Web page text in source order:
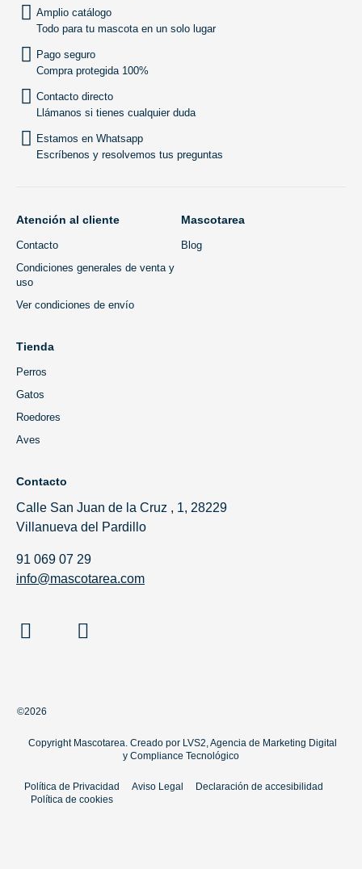
Amplio catálogo
Todo para tu mascota en un solo lugar
Pago seguro
Compra protegida 100%
Contacto directo
Llámanos si tienes cualquier duda
Estamos en Whatsapp
Escríbenos y resolvemos tus preguntas
Atención al cliente
Contacto
Condiciones generales de venta y
uso
Ver condiciones de envío
Mascotarea
Blog
Tienda
Perros
Gatos
Roedores
Aves
Contacto
Calle San Juan de la Cruz , 1, 28229
Villanueva del Pardillo
91 069 07 29
info@mascotarea.com
©2026
Copyright Mascotarea. Creado porLVS2, Agencia de Marketing Digital
y Compliance Tecnológico
Política de Privacidad Aviso Legal
Declaración de accesibilidad
Política de cookies